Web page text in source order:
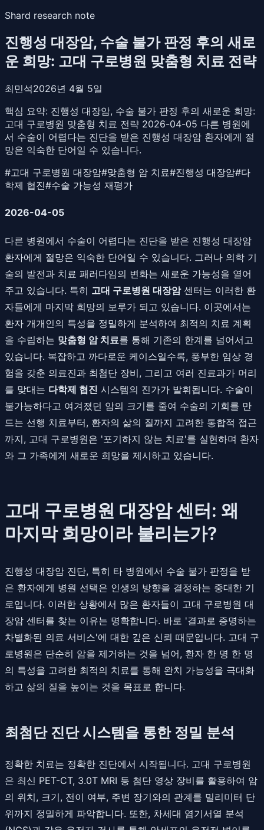
Shard research note
진행성 대장암, 수술 불가 판정 후의 새로
운 희망: 고대 구로병원 맞춤형 치료 전략
최민석2026년 4월 5일
핵심 요약: 진행성 대장암, 수술 불가 판정 후의 새로운 희망:
고대 구로병원 맞춤형 치료 전략 2026-04-05 다른 병원에
서 수술이 어렵다는 진단을 받은 진행성 대장암 환자에게 절
망은 익숙한 단어일 수 있습니다.
#고대 구로병원 대장암#맞춤형 암 치료#진행성 대장암#다
학제 협진#수술 가능성 재평가
2026-04-05
다른 병원에서 수술이 어렵다는 진단을 받은 진행성 대장암
환자에게 절망은 익숙한 단어일 수 있습니다. 그러나 의학 기
술의 발전과 치료 패러다임의 변화는 새로운 가능성을 열어
주고 있습니다. 특히 고대 구로병원 대장암센터는 이러한 환
자들에게 마지막 희망의 보루가 되고 있습니다. 이곳에서는
환자 개개인의 특성을 정밀하게 분석하여 최적의 치료 계획
을 수립하는 맞춤형 암 치료를 통해 기존의 한계를 넘어서고
있습니다. 복잡하고 까다로운 케이스일수록, 풍부한 임상 경
험을 갖춘 의료진과 최첨단 장비, 그리고 여러 진료과가 머리
를 맞대는 다학제 협진 시스템의 진가가 발휘됩니다. 수술이
불가능하다고 여겨졌던 암의 크기를 줄여 수술의 기회를 만
드는 선행 치료부터, 환자의 삶의 질까지 고려한 통합적 접근
까지, 고대 구로병원은 '포기하지 않는 치료'를 실현하며 환자
와 그 가족에게 새로운 희망을 제시하고 있습니다.
고대 구로병원 대장암 센터: 왜
마지막 희망이라 불리는가?
진행성 대장암 진단, 특히 타 병원에서 수술 불가 판정을 받
은 환자에게 병원 선택은 인생의 방향을 결정하는 중대한 기
로입니다. 이러한 상황에서 많은 환자들이 고대 구로병원 대
장암 센터를 찾는 이유는 명확합니다. 바로 '결과로 증명하는
차별화된 의료 서비스'에 대한 깊은 신뢰 때문입니다. 고대 구
로병원은 단순히 암을 제거하는 것을 넘어, 환자 한 명 한 명
의 특성을 고려한 최적의 치료를 통해 완치 가능성을 극대화
하고 삶의 질을 높이는 것을 목표로 합니다.
최첨단 진단 시스템을 통한 정밀 분석
정확한 치료는 정확한 진단에서 시작됩니다. 고대 구로병원
은 최신 PET-CT, 3.0T MRI 등 첨단 영상 장비를 활용하여 암
의 위치, 크기, 전이 여부, 주변 장기와의 관계를 밀리미터 단
위까지 정밀하게 파악합니다. 또한, 차세대 염기서열 분석